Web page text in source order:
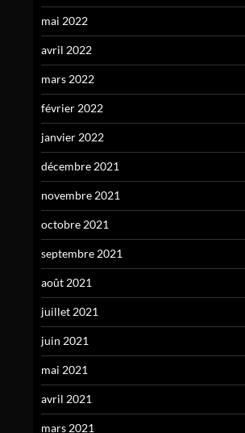
mai 2022
avril 2022
mars 2022
février 2022
janvier 2022
décembre 2021
novembre 2021
octobre 2021
septembre 2021
août 2021
juillet 2021
juin 2021
mai 2021
avril 2021
mars 2021